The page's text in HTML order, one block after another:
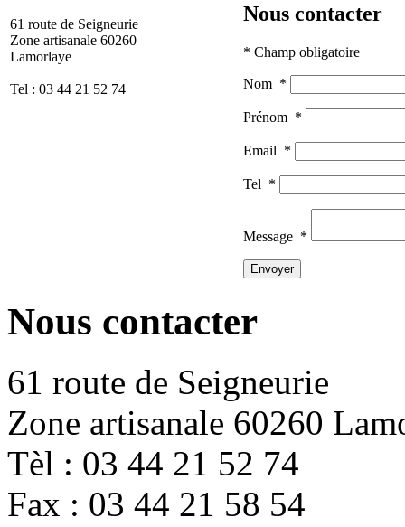
61 route de Seigneurie
Zone artisanale 60260
Lamorlaye
Tel : 03 44 21 52 74
Nous contacter
* Champ obligatoire
Nom *
Prénom *
Email *
Tel *
Message *
Nous contacter
61 route de Seigneurie
Zone artisanale 60260
Tèl : 03 44 21 52 74
Fax : 03 44 21 58 54